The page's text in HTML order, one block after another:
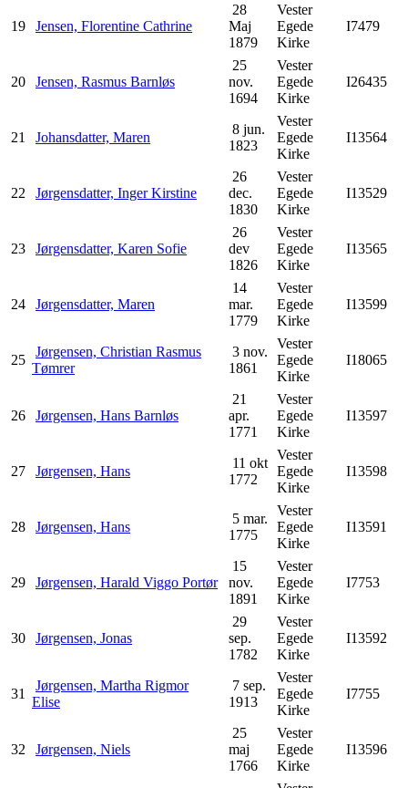
19 Jensen, Florentine Cathrine
28
Maj
1879
Vester
Egede
Kirke
I7479
20 Jensen, Rasmus Barnløs
25
nov.
1694
Vester
Egede
Kirke
I26435
21 Johansdatter, Maren
8 jun.
1823
Vester
Egede
Kirke
I13564
22 Jørgensdatter, Inger Kirstine
26
dec.
1830
Vester
Egede
Kirke
I13529
23 Jørgensdatter, Karen Sofie
26
dev
1826
Vester
Egede
Kirke
I13565
24 Jørgensdatter, Maren
14
mar.
1779
Vester
Egede
Kirke
I13599
25
Jørgensen, Christian Rasmus
Tømrer
3 nov.
1861
Vester
Egede
Kirke
I18065
26 Jørgensen, Hans Barnløs
21
apr.
1771
Vester
Egede
Kirke
I13597
27 Jørgensen, Hans
11 okt
1772
Vester
Egede
Kirke
I13598
28 Jørgensen, Hans
5 mar.
1775
Vester
Egede
Kirke
I13591
29 Jørgensen, Harald Viggo Portør
15
nov.
1891
Vester
Egede
Kirke
I7753
30 Jørgensen, Jonas
29
sep.
1782
Vester
Egede
Kirke
I13592
31
Jørgensen, Martha Rigmor
Elise
7 sep.
1913
Vester
Egede
Kirke
I7755
32 Jørgensen, Niels
25
maj
1766
Vester
Egede
Kirke
I13596